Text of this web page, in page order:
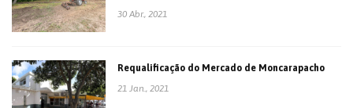
30 Abr., 2021
Requalificação do Mercado de Moncarapacho
21 Jan., 2021